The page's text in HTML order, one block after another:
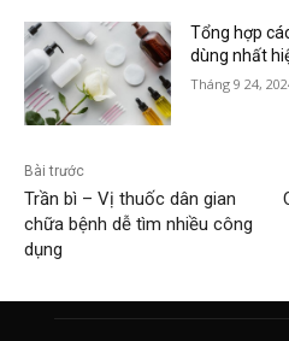
Tổng hợp
dùng nhất
Tháng 9 24,
Bài trước
Trần bì – Vị thuốc dân gian
chữa bệnh dễ tìm nhiều công
dụng